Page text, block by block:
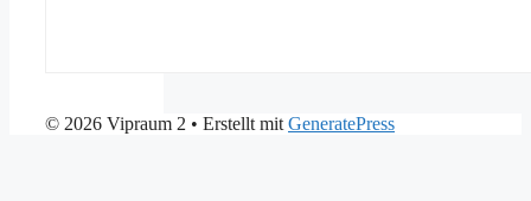
© 2026 Vipraum 2 • Erstellt mit GeneratePress